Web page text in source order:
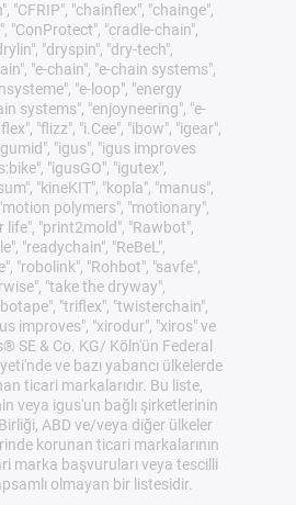
"CFRIP", "chainflex", "chainge",
"ConProtect", "cradle-chain",
"dryspin", "dry-tech",
"e-chain", "e-chain systems",
"e-loop", "energy
systems", "enjoyneering", "e-
"flizz", "i.Cee", "ibow", "igear",
"igus", "igus improves
"igusGO", "igutex",
"kineKIT", "kopla", "manus",
polymers", "motionary",
life", "print2mold", "Rawbot",
"readychain", "ReBeL",
"robolink", "Rohbot", "savfe",
"take the dryway",
"triflex", "twisterchain",
improves", "xirodur", "xiros" ve
SE & Co. KG/ Köln'ün Federal
ve bazı yabancı ülkelerde
ticari markalarıdır. Bu liste,
veya igus'un bağlı şirketlerinin
ABD ve/veya diğer ülkeler
korunan ticari markalarının
marka başvuruları veya tescilli
olmayan bir listesidir.